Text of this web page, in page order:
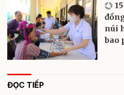
núi
bao
ĐỌC TIẾP